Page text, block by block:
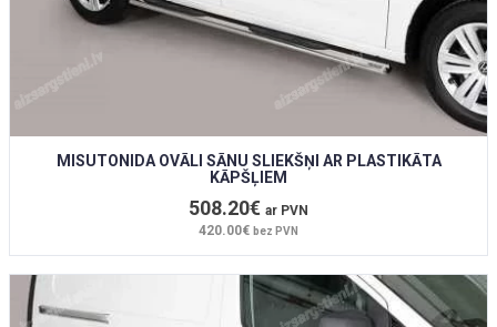
MISUTONIDA OVĀLI SĀNU SLIEKŠŅI AR PLASTIKĀTA
KĀPŠĻIEM
508.20€ ar PVN
420.00€ bez PVN